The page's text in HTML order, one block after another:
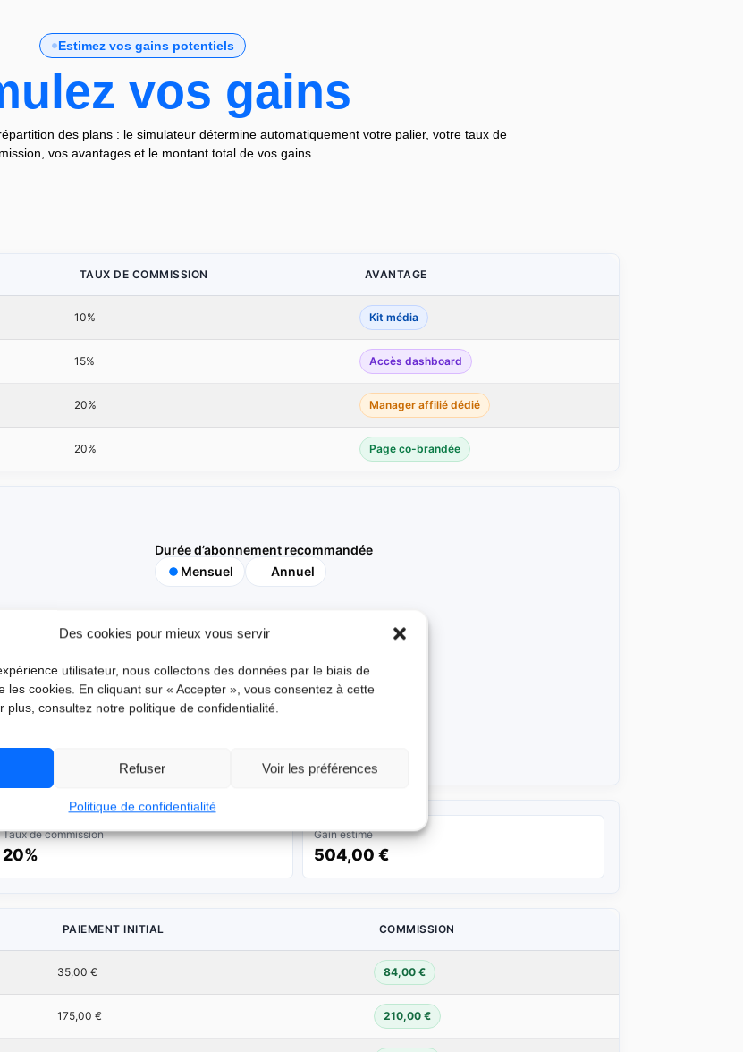
Des cookies pour mieux vous servir
utilisateur, nous collectons des données par le biais de
les cookies. En cliquant sur « Accepter », vous consentez à cette
plus, consultez notre politique de confidentialité.
Refuser Voir les préférences
Politique de confidentialité
Estimez vos gains potentiels
vos gains
des plans : le simulateur détermine automatiquement votre palier, votre taux de
vos avantages et le montant total de vos gains
TAUX DE COMMISSION AVANTAGE
10% Kit média
15% Accès dashboard
20% Manager affilié dédié
20% Page co-brandée
Durée d’abonnement recommandée
Mensuel
Annuel
Taux de commission
20%
Gain estimé
504,00 €
PAIEMENT INITIAL COMMISSION
35,00 € 84,00 €
175,00 € 210,00 €